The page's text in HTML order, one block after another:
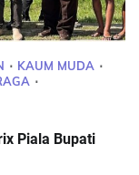
KAUM MUDA
Piala Bupati